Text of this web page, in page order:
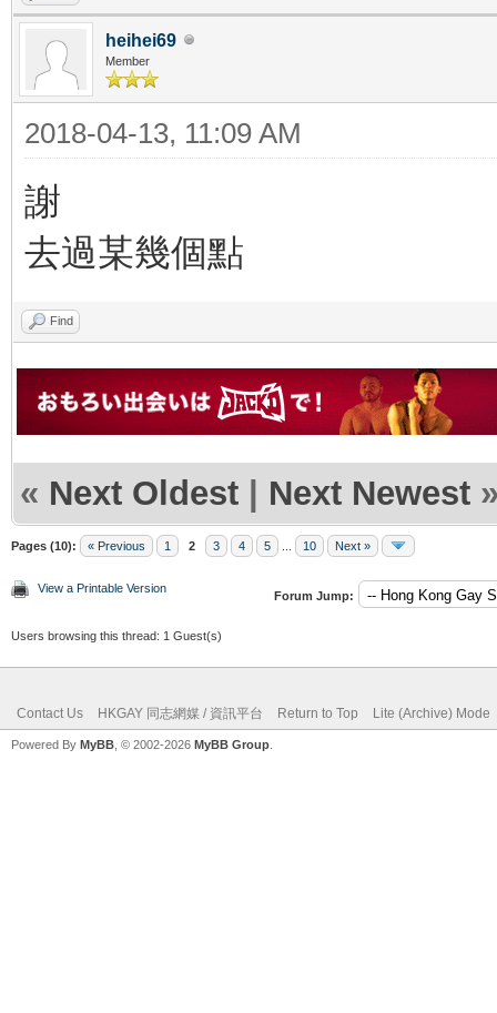
heihei69
Member
2018-04-13, 11:09 AM
謝
去過某幾個點
Find
« Next Oldest | Next Newest
Pages (10): « Previous 1 2 3 4 5 10 Next »
View a Printable Version
Forum Jump:
Users browsing this thread: 1 Guest(s)
Contact Us HKGAY 同志網媒 / 資訊平台 Return to Top Lite (Archive) Mode
Powered By MyBB , © 2002-2026 MyBB Group